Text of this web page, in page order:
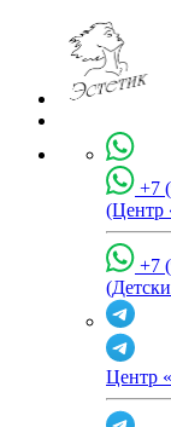
+7
(Центр
+7
Центр